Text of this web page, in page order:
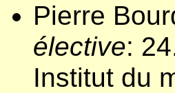
Pierre
élective:
Institut du